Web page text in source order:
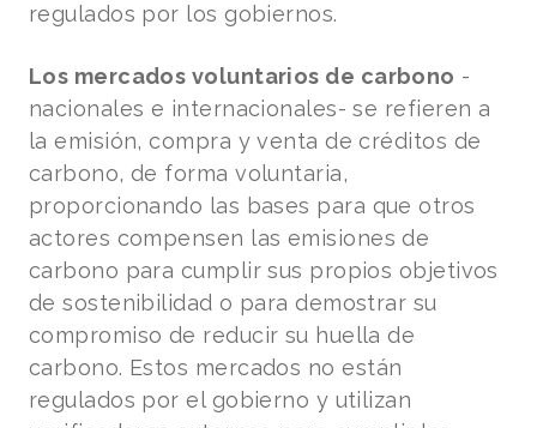
regulados por los gobiernos.
Los mercados voluntarios de carbono -
nacionales e internacionales- se refieren a
la emisión, compra y venta de créditos de
carbono, de forma voluntaria,
proporcionando las bases para que otros
actores compensen las emisiones de
carbono para cumplir sus propios objetivos
de sostenibilidad o para demostrar su
compromiso de reducir su huella de
carbono. Estos mercados no están
regulados por el gobierno y utilizan